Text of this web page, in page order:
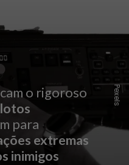
o rigoroso
para
extremas
inimigos
Pexels